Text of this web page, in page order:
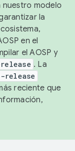
nuestro modelo
la
en el
el AOSP y
. La
release
reciente que